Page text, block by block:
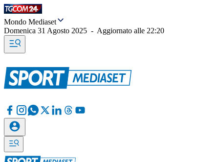
Mondo Mediaset
Domenica 31 Agosto 2025 - Aggiornato alle 22:20